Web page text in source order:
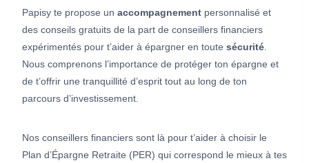
Papisy te propose un accompagnement personnalisé et
des conseils gratuits de la part de conseillers financiers
expérimentés pour t’aider à épargner en toute sécurité
Nous comprenons l’importance de protéger ton épargne et
de t’offrir une tranquillité d’esprit tout au long de ton
parcours d’investissement.
Nos conseillers financiers sont là pour t’aider à choisir le
Plan d’Épargne Retraite (PER) qui correspond le mieux à tes